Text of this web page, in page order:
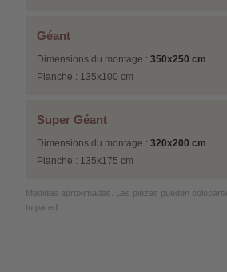
Géant
Dimensions du montage :350x250 cm
Planche : 135x100 cm
Super Géant
Dimensions du montage :320x200 cm
Planche : 135x175 cm
Medidas aproximadas. Las piezas pueden
tu pared.